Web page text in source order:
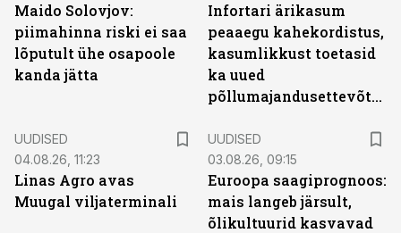
Maido Solovjov:
piimahinna riski ei saa
lõputult ühe osapoole
kanda jätta
Infortari ärikasum
peaaegu kahekordistus,
kasumlikkust toetasid
ka uued
põllumajandusettevõtted
UUDISED
04.08.26, 11:23
Linas Agro avas
Muugal viljaterminali
UUDISED
03.08.26, 09:15
Euroopa saagiprognoos:
mais langeb järsult,
õlikultuurid kasvavad